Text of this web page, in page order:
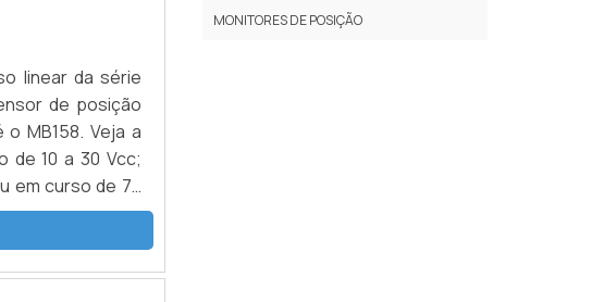
linear da série
de posição
MB158. Veja a
de 10 a 30 Vcc;
em curso de 70
diferencial
MONITORES DE POSIÇÃO